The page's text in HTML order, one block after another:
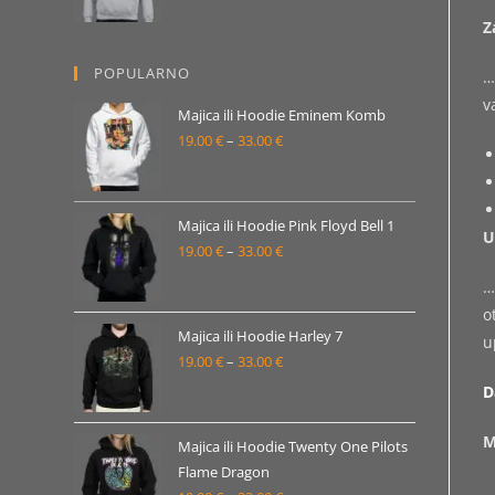
33.00 €
POPULARNO
Majica ili Hoodie Eminem Komb
19.00€– 33.00€Raspon
od
19.00 €
do
Majica ili Hoodie Pink Floyd Bell 1
19.00€– 33.00€Raspon
od
19.00 €
do
Majica ili Hoodie Harley 7
19.00€– 33.00€Raspon
od
19.00 €
Majica ili Hoodie Twenty One Pilots
Flame Dragon